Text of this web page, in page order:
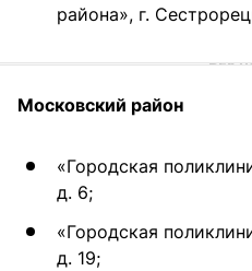
района», г.
Московский район
«Городская
д. 6;
«Городская
д. 19;